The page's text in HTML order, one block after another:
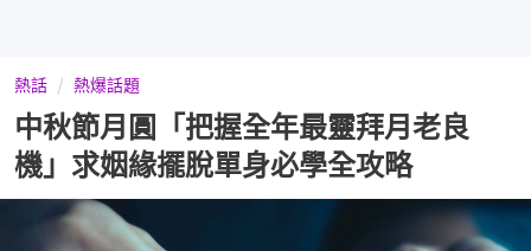
熱話 熱爆話題
中秋節月圓「把握全年最靈拜月老良
機」求姻緣擺脫單身必學全攻略